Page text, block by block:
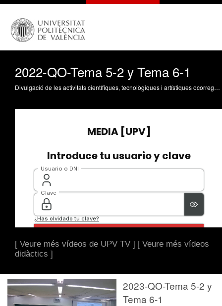
2022-QO-Tema 5-2 y Tema 6-1
Divulgació de les activitats científiques, tecnològiques i artístiques ocorregudes en els tres campus de la UPV
[ Veure més vídeos de UPV TV ] [ Veure més vídeos
didàctics ]
2023-QO-Tema 5-2 y
Tema 6-1